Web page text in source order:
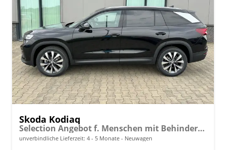
Skoda Kodiaq
Selection Angebot f. Menschen mit Behinderung 100%! 2.0 TSI 204PS DSG 4x4, 17" Alu, Parksensoren v/h, Rückfahrkamera, 3-Zonen-Climatronic, SunSet, Sitzheizung, Side Assist, Fernlicht-Assist, Tempomat, Infotainment 10" + Smartlink, Virtual Cockpit, Tempomat
unverbindliche Lieferzeit: 4 - 5 Monate Neuwagen